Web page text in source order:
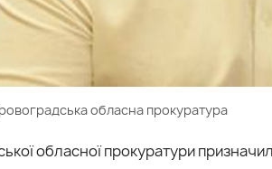
обласна прокуратура
обласної прокуратури